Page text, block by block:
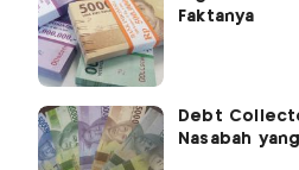
Faktanya
Debt
Nasabah